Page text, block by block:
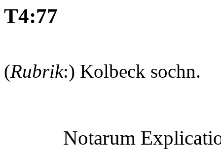
T4:77
(Rubrik:) Kolbeck sochn.
Notarum